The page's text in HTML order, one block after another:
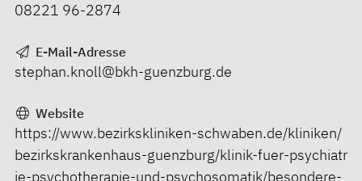
08221 96-2874
E-Mail-Adresse
stephan.knoll@bkh-guenzburg.de
Website
https://www.bezirkskliniken-schwaben.de/kliniken/
bezirkskrankenhaus-guenzburg/klinik-fuer-psychiatr
ie-psychotherapie-und-psychosomatik/besondere-